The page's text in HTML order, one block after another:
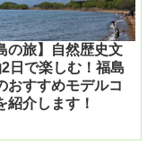
の旅】自然歴史文
日で楽しむ！福島
おすすめモデルコ
紹介します！